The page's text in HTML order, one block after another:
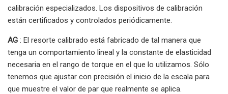
calibración especializados. Los dispositivos de calibración
están certificados y controlados periódicamente.
AG : El resorte calibrado está fabricado de tal manera que
tenga un comportamiento lineal y la constante de elasticidad
necesaria en el rango de torque en el que lo utilizamos. Sólo
tenemos que ajustar con precisión el inicio de la escala para
que muestre el valor de par que realmente se aplica.